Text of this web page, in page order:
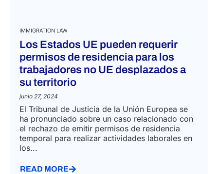
IMMIGRATION LAW
Los Estados UE pueden requerir
permisos de residencia para los
trabajadores no UE desplazados a
su territorio
junio 27, 2024
El Tribunal de Justicia de la Unión Europea se
ha pronunciado sobre un caso relacionado con
el rechazo de emitir permisos de residencia
temporal para realizar actividades laborales en
los...
READ MORE